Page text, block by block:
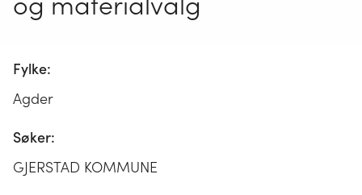
Fylke:
Agder
Søker:
GJERSTAD KOMMUNE